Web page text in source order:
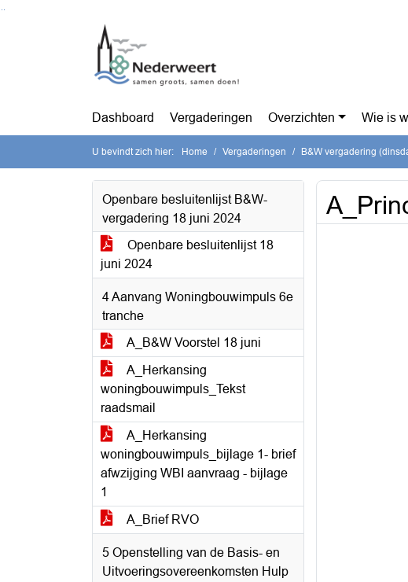
Dashboard Vergaderingen Overzichten Wie is
U bevindt zich hier: Home Vergaderingen B&W vergadering
Openbare besluitenlijst B&W-
vergadering 18 juni 2024
Openbare besluitenlijst 18
juni 2024
4 Aanvang Woningbouwimpuls 6e
tranche
A_B&W Voorstel 18 juni
A_Herkansing
woningbouwimpuls_Tekst
raadsmail
A_Herkansing
woningbouwimpuls_bijlage 1- brief
afwzijging WBI aanvraag - bijlage
1
A_Brief RVO
5 Openstelling van de Basis- en
Uitvoeringsovereenkomsten Hulp